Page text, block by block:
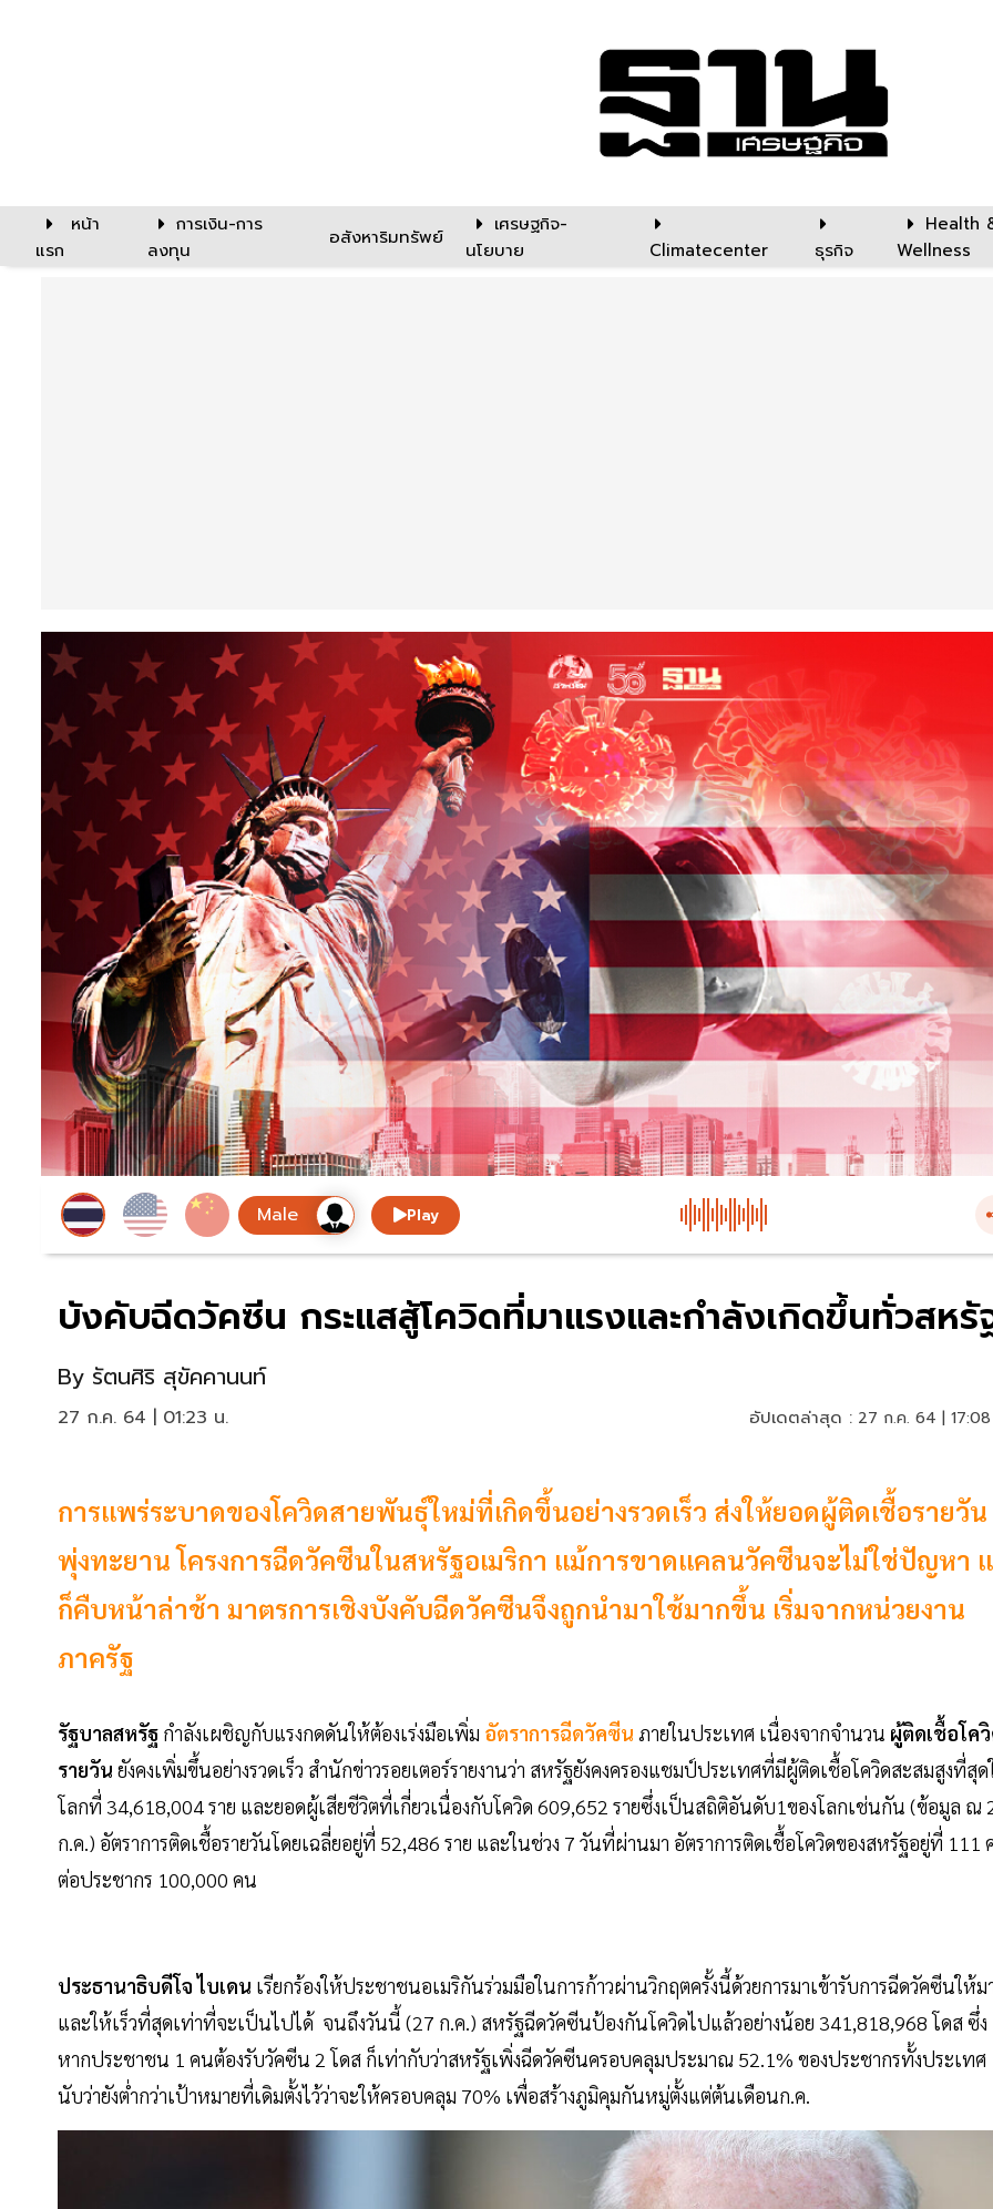
หน้า
แรก
การเงิน-การ
ลงทุน
อสังหาริมทรัพย์
เศรษฐกิจ-
นโยบาย
Climatecenter ธุรกิจ
Health
Wellness
Play
บังคับฉีดวัคซีน กระแสสู้โควิดที่มาแรงและกำลังเกิดขึ้นทั่วสหรั
By รัตนศิริ สุขัคคานนท์
27 ก.ค. 64 | 01:23 น. อัปเดตล่าสุด : 27 ก.ค. 64 |
การแพร่ระบาดของโควิดสายพันธุ์ใหม่ที่เกิดขึ้นอย่างรวดเร็ว ส่งให้ยอดผู้ติดเชื้อรายวัน
พุ่งทะยาน โครงการฉีดวัคซีนในสหรัฐอเมริกา แม้การขาดแคลนวัคซีนจะไม่ใช่ปัญหา
ก็คืบหน้าล่าช้า มาตรการเชิงบังคับฉีดวัคซีนจึงถูกนำมาใช้มากขึ้น เริ่มจากหน่วยงาน
ภาครัฐ
รัฐบาลสหรัฐ กำลังเผชิญกับแรงกดดันให้ต้องเร่งมือเพิ่ม อัตราการฉีดวัคซีน ภายในประเทศ เนื่องจากจำนวน ผู้ติดเชื้อโค
รายวัน ยังคงเพิ่มขึ้นอย่างรวดเร็ว สำนักข่าวรอยเตอร์รายงานว่า สหรัฐยังคงครองแชมป์ประเทศที่มีผู้ติดเชื้อโควิดสะสมสูงที่สุด
โลกที่ 34,618,004 ราย และยอดผู้เสียชีวิตที่เกี่ยวเนื่องกับโควิด 609,652 รายซึ่งเป็นสถิติอันดับ1ของโลกเช่นกัน (ข้อมูล ณ
ก.ค.) อัตราการติดเชื้อรายวันโดยเฉลี่ยอยู่ที่ 52,486 ราย และในช่วง 7 วันที่ผ่านมา อัตราการติดเชื้อโควิดของสหรัฐอยู่ที่ 111
ต่อประชากร 100,000 คน
ประธานาธิบดีโจ ไบเดน เรียกร้องให้ประชาชนอเมริกันร่วมมือในการก้าวผ่านวิกฤตครั้งนี้ด้วยการมาเข้ารับการฉีดวัคซีนให้ม
และให้เร็วที่สุดเท่าที่จะเป็นไปได้ จนถึงวันนี้ (27 ก.ค.) สหรัฐฉีดวัคซีนป้องกันโควิดไปแล้วอย่างน้อย 341,818,968 โดส ซึ่ง
หากประชาชน 1 คนต้องรับวัคซีน 2 โดส ก็เท่ากับว่าสหรัฐเพิ่งฉีดวัคซีนครอบคลุมประมาณ 52.1% ของประชากรทั้งประเทศ
นับว่ายังต่ำกว่าเป้าหมายที่เดิมตั้งไว้ว่าจะให้ครอบคลุม 70% เพื่อสร้างภูมิคุมกันหมู่ตั้งแต่ต้นเดือนก.ค.